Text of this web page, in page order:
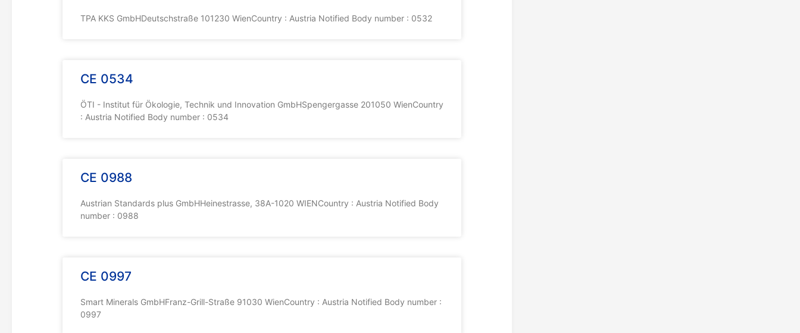
TPA KKS GmbHDeutschstraße 101230 WienCountry : Austria Notified Body number : 0532
CE 0534
ÖTI - Institut für Ökologie, Technik und Innovation GmbHSpengergasse 201050 WienCountry
: Austria Notified Body number : 0534
CE 0988
Austrian Standards plus GmbHHeinestrasse, 38A-1020 WIENCountry : Austria Notified Body
number : 0988
CE 0997
Smart Minerals GmbHFranz-Grill-Straße 91030 WienCountry : Austria Notified Body number :
0997